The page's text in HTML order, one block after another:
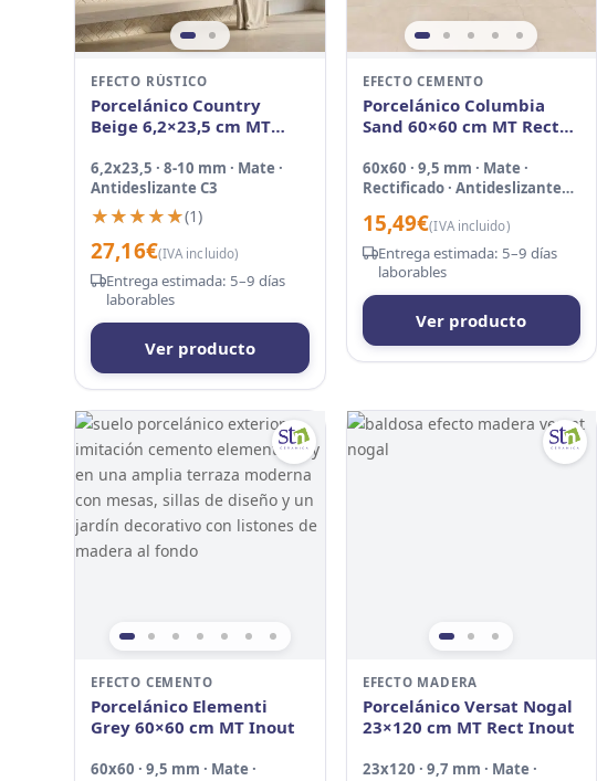
EFECTO RÚSTICO
Porcelánico Country
Beige 6,2×23,5 cm MT
6,2x23,5 · 8-10 mm · Mate ·
Antideslizante C3
★★★★★
★★★★★(1)
27,16€(IVA incluido)
Entrega estimada: 5–9 días
laborables
Ver producto
EFECTO CEMENTO
Porcelánico Columbia
Sand 60×60 cm MT Rect
60x60 · 9,5 mm · Mate ·
Rectificado · Antideslizante
15,49€(IVA incluido)
Entrega estimada: 5–9 días
laborables
Ver producto
EFECTO CEMENTO
Porcelánico Elementi
Grey 60×60 cm MT Inout
60x60 · 9,5 mm · Mate ·
EFECTO MADERA
Porcelánico Versat Nogal
23×120 cm MT Rect Inout
23x120 · 9,7 mm · Mate ·